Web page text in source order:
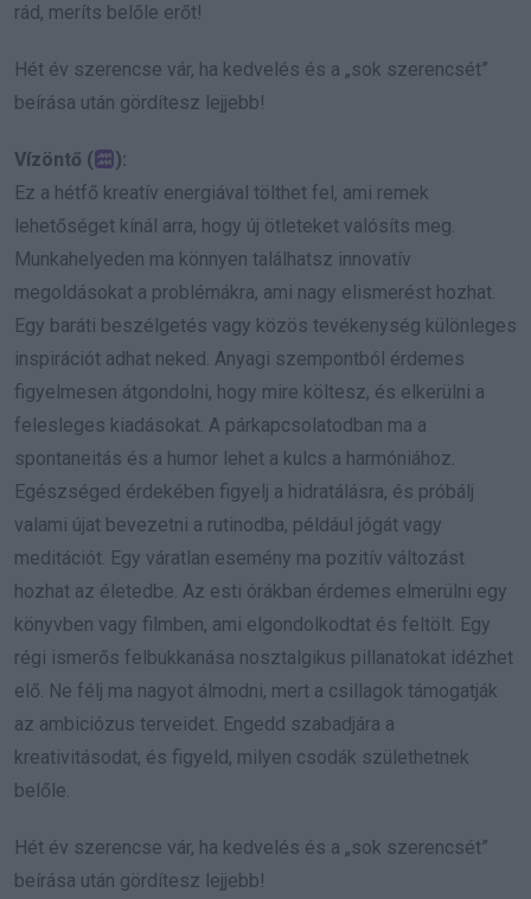
rád, meríts belőle erőt!
Hét év szerencse vár, ha kedvelés és a „sok szerencsét”
beírása után gördítesz lejjebb!
Vízöntő (
):
Ez a hétfő kreatív energiával tölthet fel, ami remek
lehetőséget kínál arra, hogy új ötleteket valósíts meg.
Munkahelyeden ma könnyen találhatsz innovatív
megoldásokat a problémákra, ami nagy elismerést hozhat.
Egy baráti beszélgetés vagy közös tevékenység különleges
inspirációt adhat neked. Anyagi szempontból érdemes
figyelmesen átgondolni, hogy mire költesz, és elkerülni a
felesleges kiadásokat. A párkapcsolatodban ma a
spontaneitás és a humor lehet a kulcs a harmóniához.
Egészséged érdekében figyelj a hidratálásra, és próbálj
valami újat bevezetni a rutinodba, például jógát vagy
meditációt. Egy váratlan esemény ma pozitív változást
hozhat az életedbe. Az esti órákban érdemes elmerülni egy
könyvben vagy filmben, ami elgondolkodtat és feltölt. Egy
régi ismerős felbukkanása nosztalgikus pillanatokat idézhet
elő. Ne félj ma nagyot álmodni, mert a csillagok támogatják
az ambiciózus terveidet. Engedd szabadjára a
kreativitásodat, és figyeld, milyen csodák születhetnek
belőle.
Hét év szerencse vár, ha kedvelés és a „sok szerencsét”
beírása után gördítesz lejjebb!